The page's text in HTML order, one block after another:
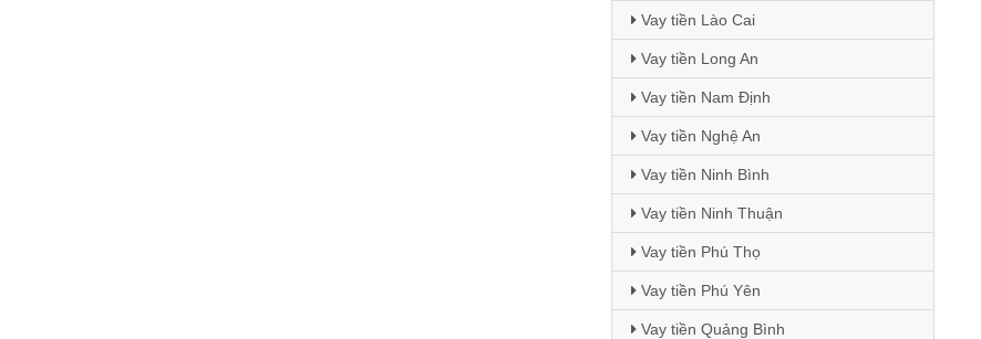
Vay tiền Lào Cai
Vay tiền Long An
Vay tiền Nam Định
Vay tiền Nghệ An
Vay tiền Ninh Bình
Vay tiền Ninh Thuận
Vay tiền Phú Thọ
Vay tiền Phú Yên
Vay tiền Quảng Bình